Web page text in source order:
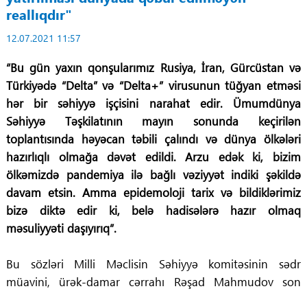
reallıqdır"
12.07.2021 11:57
“Bu gün yaxın qonşularımız Rusiya, İran, Gürcüstan və
Türkiyədə “Delta” və “Delta+” virusunun tüğyan etməsi
hər bir səhiyyə işçisini narahat edir. Ümumdünya
Səhiyyə Təşkilatının mayın sonunda keçirilən
toplantısında həyəcan təbili çalındı və dünya ölkələri
hazırlıqlı olmağa dəvət edildi. Arzu edək ki, bizim
ölkəmizdə pandemiya ilə bağlı vəziyyət indiki şəkildə
davam etsin. Amma epidemoloji tarix və bildiklərimiz
bizə diktə edir ki, belə hadisələrə hazır olmaq
məsuliyyəti daşıyırıq”.
Bu sözləri Milli Məclisin Səhiyyə komitəsinin sədr
müavini, ürək-damar cərrahı Rəşad Mahmudov son